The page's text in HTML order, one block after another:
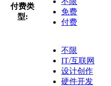
付费类
型:
免费
付费
不限
IT/互联网
设计创作
硬件开发